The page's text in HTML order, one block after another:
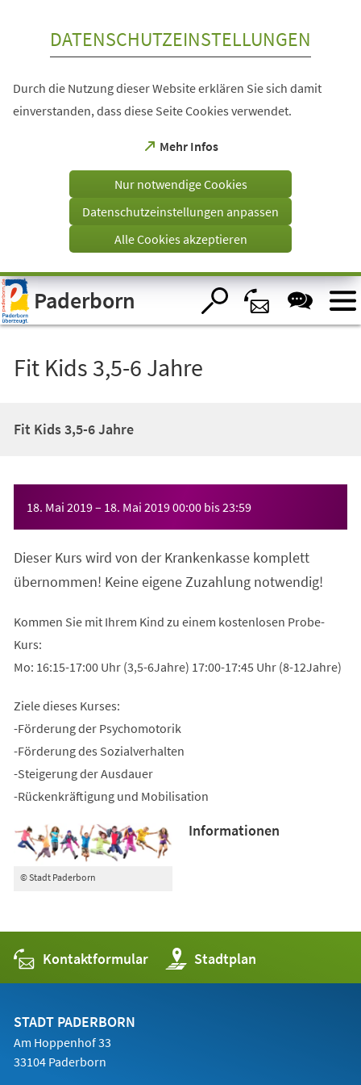
Visuelle
Assistenzsoftware
öffnen.
DATENSCHUTZEINSTELLUNGEN
Durch die Nutzung dieser Website erklären Sie sich damit
einverstanden, dass diese Seite Cookies verwendet.
Mehr Infos
(Öffnet
einem
Tab)
Nur notwendige Cookies
Datenschutzeinstellungen anpassen
Alle Cookies akzeptieren
Paderborn
Fit Kids 3,5-6 Jahre
Fit Kids 3,5-6 Jahre
18. Mai 2019– 18. Mai 201900:00 bis23:59
Dieser Kurs wird von der Krankenkasse komplett
übernommen! Keine eigene Zuzahlung notwendig!
Kommen Sie mit Ihrem Kind zu einem kostenlosen Probe-
Kurs:
Mo: 16:15-17:00 Uhr (3,5-6Jahre) 17:00-17:45 Uhr (8-12Jahre)
Ziele dieses Kurses:
-Förderung der Psychomotorik
-Förderung des Sozialverhalten
-Steigerung der Ausdauer
-Rückenkräftigung und Mobilisation
© Stadt Paderborn
Informationen
Kontaktformular Stadtplan
(Öffnet
in
einem
STADT PADERBORN
Am Hoppenhof 33
33104 Paderborn